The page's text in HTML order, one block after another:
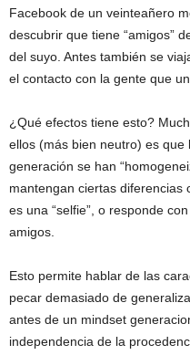
Facebook de un veinteañero
descubrir que tiene “amigos”
del suyo. Antes también se
el contacto con la gente que
¿Qué efectos tiene esto?
ellos (más bien neutro) es que
generación se han
mantengan ciertas diferencias
es una “selfie”, o responde
amigos.
Esto permite hablar de las
pecar demasiado de
antes de un mindset
independencia de la